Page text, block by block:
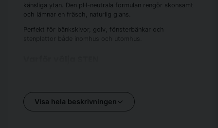
känsliga ytan. Den pH-neutrala formulan rengör skonsamt
och lämnar en fräsch, naturlig glans.
Perfekt för bänkskivor, golv, fönsterbänkar och
stenplattor både inomhus och utomhus.
formulan säkerställer att känsliga ytor som marmor och
kalksten inte skadas, samtidigt som fett, olja och smuts
avlägsnas effektivt.
Visa hela beskrivningen